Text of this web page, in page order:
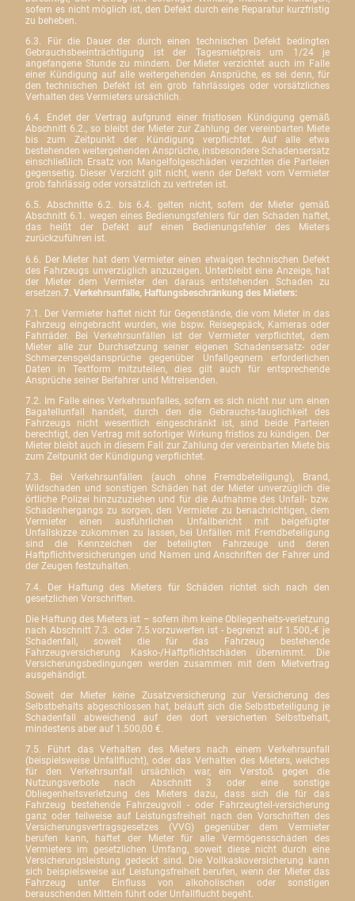
sofern es nicht möglich ist, den Defekt durch eine Reparatur kurzfristig
zu beheben.
6.3. Für die Dauer der durch einen technischen Defekt bedingten
Gebrauchsbeeinträchtigung ist der Tagesmietpreis um 1/24 je
angefangene Stunde zu mindern. Der Mieter verzichtet auch im Falle
einer Kündigung auf alle weitergehenden Ansprüche, es sei denn, für
den technischen Defekt ist ein grob fahrlässiges oder vorsätzliches
Verhalten des Vermieters ursächlich.
6.4. Endet der Vertrag aufgrund einer fristlosen Kündigung gemäß
Abschnitt 6.2., so bleibt der Mieter zur Zahlung der vereinbarten Miete
bis zum Zeitpunkt der Kündigung verpflichtet. Auf alle etwa
bestehenden weitergehenden Ansprüche, insbesondere Schadensersatz
einschließlich Ersatz von Mangelfolgeschäden verzichten die Parteien
gegenseitig. Dieser Verzicht gilt nicht, wenn der Defekt vom Vermieter
grob fahrlässig oder vorsätzlich zu vertreten ist.
6.5. Abschnitte 6.2. bis 6.4. gelten nicht, sofern der Mieter gemäß
Abschnitt 6.1. wegen eines Bedienungsfehlers für den Schaden haftet,
das heißt der Defekt auf einen Bedienungsfehler des Mieters
zurückzuführen ist.
6.6. Der Mieter hat dem Vermieter einen etwaigen technischen Defekt
des Fahrzeugs unverzüglich anzuzeigen. Unterbleibt eine Anzeige, hat
der Mieter dem Vermieter den daraus entstehenden Schaden zu
ersetzen. 7. Verkehrsunfälle, Haftungsbeschränkung des Mieters:
7.1. Der Vermieter haftet nicht für Gegenstände, die vom Mieter in das
Fahrzeug eingebracht wurden, wie bspw. Reisegepäck, Kameras oder
Fahrräder. Bei Verkehrsunfällen ist der Vermieter verpflichtet, dem
Mieter alle zur Durchsetzung seiner eigenen Schadensersatz- oder
Schmerzensgeldansprüche gegenüber Unfallgegnern erforderlichen
Daten in Textform mitzuteilen, dies gilt auch für entsprechende
Ansprüche seiner Beifahrer und Mitreisenden.
7.2. Im Falle eines Verkehrsunfalles, sofern es sich nicht nur um einen
Bagatellunfall handelt, durch den die Gebrauchs-tauglichkeit des
Fahrzeugs nicht wesentlich eingeschränkt ist, sind beide Parteien
berechtigt, den Vertrag mit sofortiger Wirkung fristlos zu kündigen. Der
Mieter bleibt auch in diesem Fall zur Zahlung der vereinbarten Miete bis
zum Zeitpunkt der Kündigung verpflichtet.
7.3. Bei Verkehrsunfällen (auch ohne Fremdbeteiligung), Brand,
Wildschaden und sonstigen Schäden hat der Mieter unverzüglich die
örtliche Polizei hinzuzuziehen und für die Aufnahme des Unfall- bzw.
Schadenhergangs zu sorgen, den Vermieter zu benachrichtigen, dem
Vermieter einen ausführlichen Unfallbericht mit beigefügter
Unfallskizze zukommen zu lassen, bei Unfällen mit Fremdbeteiligung
sind die Kennzeichen der beteiligten Fahrzeuge und deren
Haftpflichtversicherungen und Namen und Anschriften der Fahrer und
der Zeugen festzuhalten.
7.4. Der Haftung des Mieters für Schäden richtet sich nach den
gesetzlichen Vorschriften.
Die Haftung des Mieters ist – sofern ihm keine Obliegenheits-verletzung
nach Abschnitt 7.3. oder 7.5.vorzuwerfen ist - begrenzt auf 1.500,-€ je
Schadenfall, soweit die für das Fahrzeug bestehende
Fahrzeugversicherung Kasko-/Haftpflichtschäden übernimmt. Die
Versicherungsbedingungen werden zusammen mit dem Mietvertrag
ausgehändigt.
Soweit der Mieter keine Zusatzversicherung zur Versicherung des
Selbstbehalts abgeschlossen hat, beläuft sich die Selbstbeteiligung je
Schadenfall abweichend auf den dort versicherten Selbstbehalt,
mindestens aber auf 1.500,00 €.
7.5. Führt das Verhalten des Mieters nach einem Verkehrsunfall
(beispielsweise Unfallflucht), oder das Verhalten des Mieters, welches
für den Verkehrsunfall ursächlich war, ein Verstoß gegen die
Nutzungsverbote nach Abschnitt 3 oder eine sonstige
Obliegenheitsverletzung des Mieters dazu, dass sich die für das
Fahrzeug bestehende Fahrzeugvoll - oder Fahrzeugteil-versicherung
ganz oder teilweise auf Leistungsfreiheit nach den Vorschriften des
Versicherungsvertragsgesetzes (VVG) gegenüber dem Vermieter
berufen kann, haftet der Mieter für alle Vermögensschäden des
Vermieters im gesetzlichen Umfang, soweit diese nicht durch eine
Versicherungsleistung gedeckt sind.
Die Vollkaskoversicherung kann
sich beispielsweise auf Leistungsfreiheit berufen, wenn der Mieter das
Fahrzeug unter Einfluss von alkoholischen oder sonstigen
berauschenden Mitteln führt oder Unfallflucht begeht.